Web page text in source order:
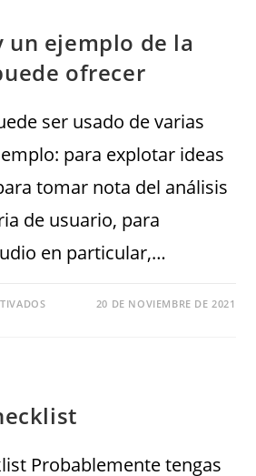
un ejemplo de la
ofrecer
ser usado de varias
para explotar ideas
tomar nota del análisis
de usuario, para
en particular,…
20 DE NOVIEMBRE DE 2021
Probablemente tengas